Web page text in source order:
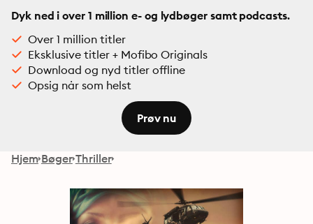
Dyk ned i over 1 million e- og lydbøger samt podcasts.
Over 1 million titler
Eksklusive titler + Mofibo Originals
Download og nyd titler offline
Opsig når som helst
Prøv nu
Hjem Bøger Thriller